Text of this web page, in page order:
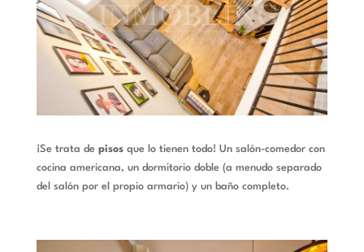
¡Se trata de pisosque lo tienen todo! Un salón-comedor con
cocina americana, un dormitorio doble (a menudo separado
del salón por el propio armario) y un baño completo.